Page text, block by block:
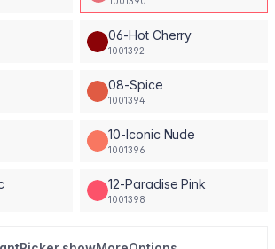
06-Hot Cherry
1001392
08-Spice
1001394
10-Iconic Nude
1001396
12-Paradise Pink
1001398